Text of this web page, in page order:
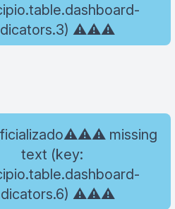
⚠️⚠️⚠️
missing
text (key:
⚠️⚠️⚠️